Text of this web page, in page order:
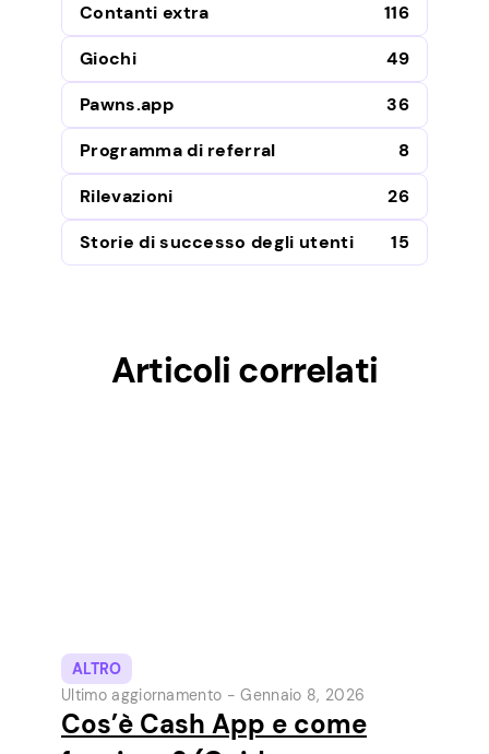
Contanti extra
116
Giochi
49
Pawns.app
36
Programma di referral
8
Rilevazioni
26
Storie di successo degli utenti
15
Articoli correlati
ALTRO
Ultimo aggiornamento -Gennaio 8, 2026
Cos’è Cash App e come